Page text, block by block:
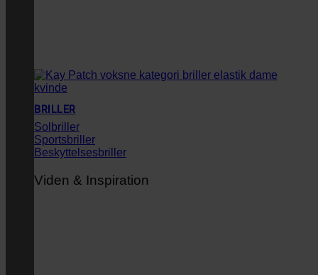
BRILLER
Solbriller
Sportsbriller
Beskyttelsesbriller
Viden & Inspiration